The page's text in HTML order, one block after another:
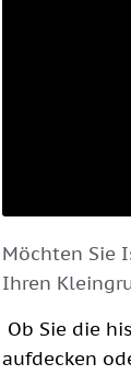
Möchten Sie
Ihren
Ob Sie die
aufdecken